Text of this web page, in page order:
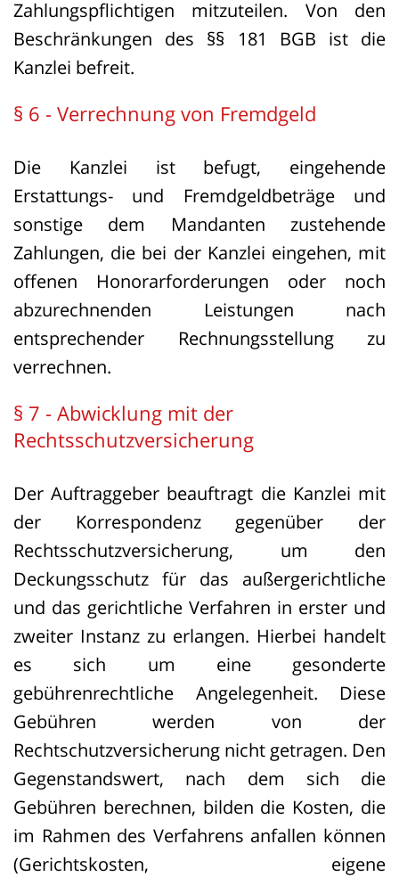
Zahlungspflichtigen mitzuteilen. Von den
Beschränkungen des §§ 181 BGB ist die
Kanzlei befreit.
§ 6 - Verrechnung von Fremdgeld
Die Kanzlei ist befugt, eingehende
Erstattungs- und Fremdgeldbeträge und
sonstige dem Mandanten zustehende
Zahlungen, die bei der Kanzlei eingehen, mit
offenen Honorarforderungen oder noch
abzurechnenden Leistungen nach
entsprechender Rechnungsstellung zu
verrechnen.
§ 7 - Abwicklung mit der
Rechtsschutzversicherung
Der Auftraggeber beauftragt die Kanzlei mit
der Korrespondenz gegenüber der
Rechtsschutzversicherung, um den
Deckungsschutz für das außergerichtliche
und das gerichtliche Verfahren in erster und
zweiter Instanz zu erlangen. Hierbei handelt
es sich um eine gesonderte
gebührenrechtliche Angelegenheit. Diese
Gebühren werden von der
Rechtschutzversicherung nicht getragen. Den
Gegenstandswert, nach dem sich die
Gebühren berechnen, bilden die Kosten, die
im Rahmen des Verfahrens anfallen können
(Gerichtskosten, eigene